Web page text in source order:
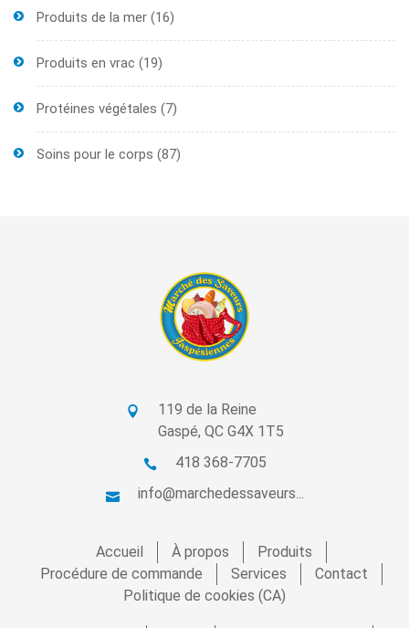
Produits de la mer (16)
Produits en vrac (19)
Protéines végétales (7)
Soins pour le corps (87)
119 de la Reine
Gaspé, QC G4X 1T5
418 368-7705
info@marchedessaveurs...
Accueil À propos
Produits
Procédure de commande
Services
Contact
Politique de cookies (CA)